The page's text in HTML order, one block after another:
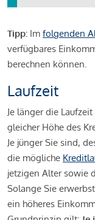
Tipp: Im folgenden
verfügbares
berechnen können.
Laufzeit
Je länger die
gleicher Höhe des
Je jünger Sie sind,
die mögliche
jetzigen Alter sowie
Solange Sie
ein höheres